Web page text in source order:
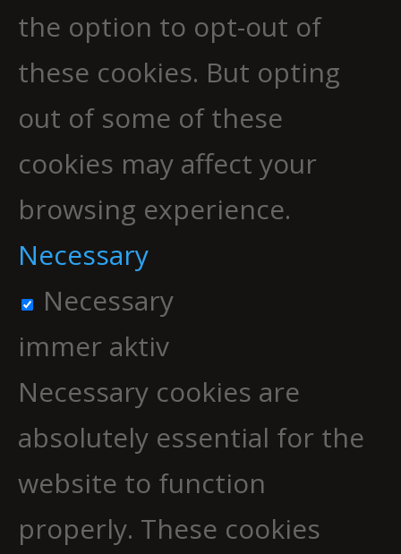
the option to opt-out of
these cookies. But opting
out of some of these
cookies may affect your
browsing experience.
Necessary
Necessary
immer aktiv
Necessary cookies are
absolutely essential for the
website to function
properly. These cookies